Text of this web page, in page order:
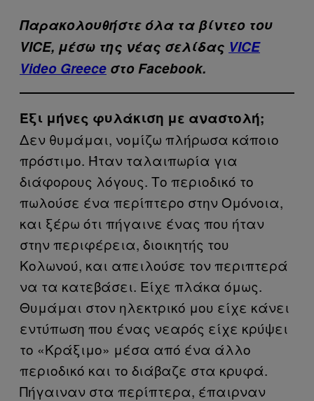
Παρακολουθήστε όλα τα βίντεo του
VICE, μέσω της νέας σελίδας VICE
Video Greece στο Facebook.
Έξι μήνες φυλάκιση με αναστολή;
Δεν θυμάμαι, νομίζω πλήρωσα κάποιο
πρόστιμο. Ήταν ταλαιπωρία για
διάφορους λόγους. Το περιοδικό το
πωλούσε ένα περίπτερο στην Ομόνοια,
και ξέρω ότι πήγαινε ένας που ήταν
στην περιφέρεια, διοικητής του
Κολωνού, και απειλούσε τον περιπτερά
να τα κατεβάσει. Είχε πλάκα όμως.
Θυμάμαι στον ηλεκτρικό μου είχε κάνει
εντύπωση που ένας νεαρός είχε κρύψει
το «Κράξιμο» μέσα από ένα άλλο
περιοδικό και το διάβαζε στα κρυφά.
Πήγαιναν στα περίπτερα, έπαιρναν